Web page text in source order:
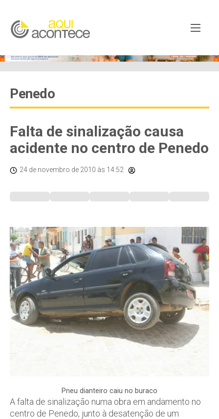
Penedo
Falta de sinalização causa
acidente no centro de Penedo
24 de novembro de 2010 às 14:52
Pneu dianteiro caiu no buraco
A falta de sinalização numa obra em andamento no
centro de Penedo, junto à desatenção de um